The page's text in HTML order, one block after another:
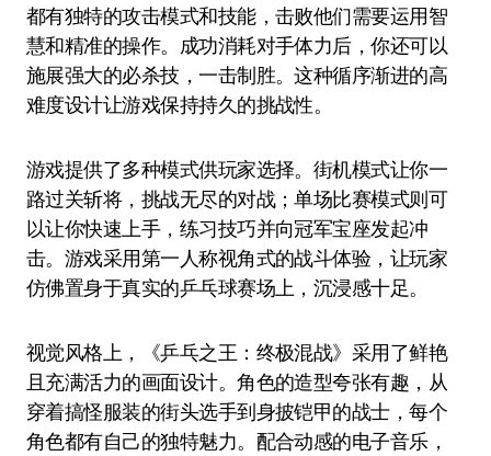
都有独特的攻击模式和技能，击败他们需要运用智
慧和精准的操作。成功消耗对手体力后，你还可以
施展强大的必杀技，一击制胜。这种循序渐进的高
难度设计让游戏保持持久的挑战性。
游戏提供了多种模式供玩家选择。街机模式让你一
路过关斩将，挑战无尽的对战；单场比赛模式则可
以让你快速上手，练习技巧并向冠军宝座发起冲
击。游戏采用第一人称视角式的战斗体验，让玩家
仿佛置身于真实的乒乓球赛场上，沉浸感十足。
视觉风格上，《乒乓之王：终极混战》采用了鲜艳
且充满活力的画面设计。角色的造型夸张有趣，从
穿着搞怪服装的街头选手到身披铠甲的战士，每个
角色都有自己的独特魅力。配合动感的电子音乐，